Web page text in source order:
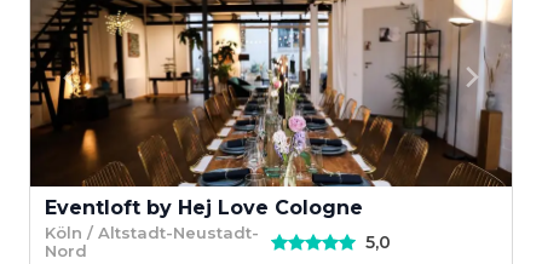
Eventloft by Hej Love Cologne
Köln / Altstadt-Neustadt-
Nord
5,0